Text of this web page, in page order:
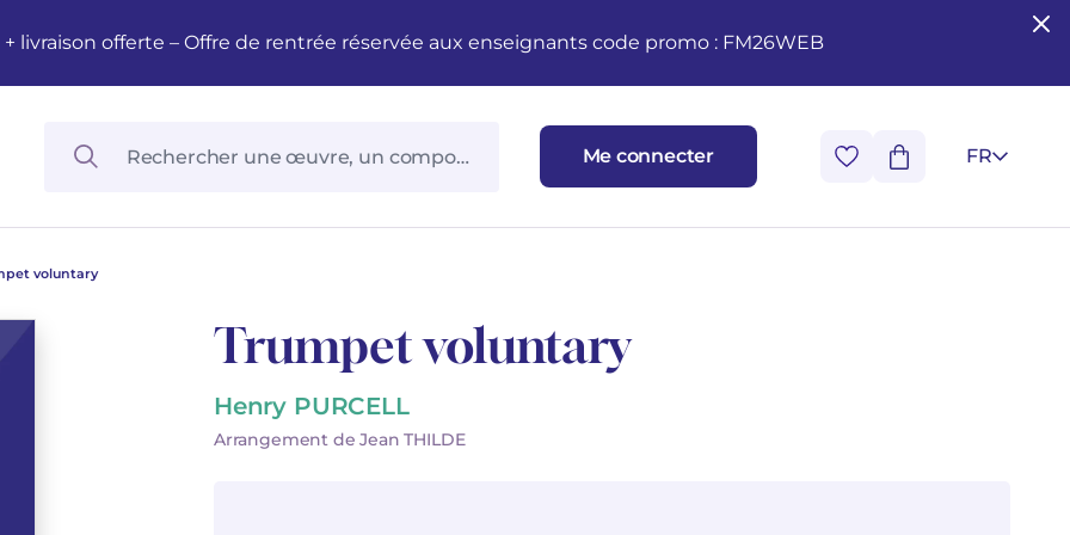
livraison offerte – Offre de rentrée réservée aux enseignants code promo : FM26WEB
Me connecter FR
voluntary
Trumpet voluntary
Henry PURCELL
Arrangement de Jean THILDE